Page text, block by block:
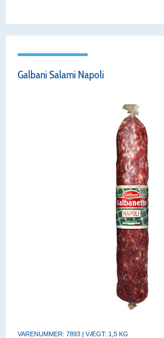
Galbani Salami Napoli
VARENUMMER: 7893 | VÆGT: 1,5 KG